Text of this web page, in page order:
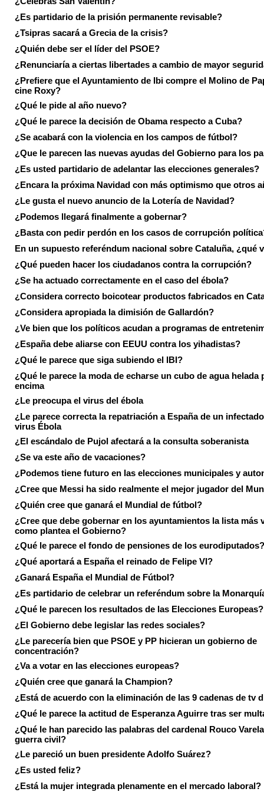
¿Es partidario de la prisión permanente revisable?
¿Tsipras sacará a Grecia de la crisis?
¿Quién debe ser el líder del PSOE?
¿Renunciaría a ciertas libertades a cambio de mayor
¿Prefiere que el Ayuntamiento de Ibi compre el Molino de
cine Roxy?
¿Qué le pide al año nuevo?
¿Qué le parece la decisión de Obama respecto a Cuba?
¿Se acabará con la violencia en los campos de fútbol?
¿Que le parecen las nuevas ayudas del Gobierno para los
¿Es usted partidario de adelantar las elecciones generales?
¿Encara la próxima Navidad con más optimismo que otros
¿Le gusta el nuevo anuncio de la Lotería de Navidad?
¿Podemos llegará finalmente a gobernar?
¿Basta con pedir perdón en los casos de corrupción
En un supuesto referéndum nacional sobre Cataluña, ¿qué
¿Qué pueden hacer los ciudadanos contra la corrupción?
¿Se ha actuado correctamente en el caso del ébola?
¿Considera correcto boicotear productos fabricados en
¿Considera apropiada la dimisión de Gallardón?
¿Ve bien que los políticos acudan a programas de
¿España debe aliarse con EEUU contra los yihadistas?
¿Qué le parece que siga subiendo el IBI?
¿Qué le parece la moda de echarse un cubo de agua helada
encima
¿Le preocupa el virus del ébola
¿Le parece correcta la repatriación a España de un
virus Ébola
¿El escándalo de Pujol afectará a la consulta soberanista
¿Se va este año de vacaciones?
¿Podemos tiene futuro en las elecciones municipales y
¿Cree que Messi ha sido realmente el mejor jugador del
¿Quién cree que ganará el Mundial de fútbol?
¿Cree que debe gobernar en los ayuntamientos la lista más
como plantea el Gobierno?
¿Qué le parece el fondo de pensiones de los eurodiputados?
¿Qué aportará a España el reinado de Felipe VI?
¿Ganará España el Mundial de Fútbol?
¿Es partidario de celebrar un referéndum sobre la
¿Qué le parecen los resultados de las Elecciones Europeas?
¿El Gobierno debe legislar las redes sociales?
¿Le parecería bien que PSOE y PP hicieran un gobierno de
concentración?
¿Va a votar en las elecciones europeas?
¿Quién cree que ganará la Champion?
¿Está de acuerdo con la eliminación de las 9 cadenas de tv
¿Qué le parece la actitud de Esperanza Aguirre tras ser
¿Qué le han parecido las palabras del cardenal Rouco
guerra civil?
¿Le pareció un buen presidente Adolfo Suárez?
¿Es usted feliz?
¿Está la mujer integrada plenamente en el mercado laboral?